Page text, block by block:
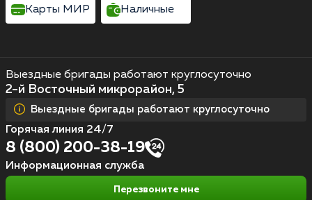
Выездные бригады работают круглосуточно
2-й Восточный микрорайон, 5
Выездные бригады работают круглосуточно
Горячая линия 24/7
8 (800) 200-38-19
Информационная служба
Перезвоните мне
Карты МИР Наличные